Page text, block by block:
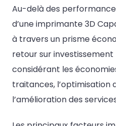
Au-delà des
d’une imprimante 3D
à travers un prisme
retour sur investissement
considérant les
traitances, l’optimisation
l’amélioration des